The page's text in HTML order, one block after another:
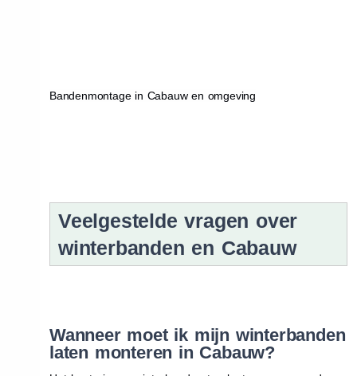
Bandenmontage in Cabauw en omgeving
Veelgestelde vragen over
winterbanden en Cabauw
Wanneer moet ik mijn winterbanden
laten monteren in Cabauw?